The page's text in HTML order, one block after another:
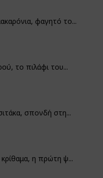
φαγητό το...
το πιλάφι του...
σπονδή στη...
η πρώτη ψ...